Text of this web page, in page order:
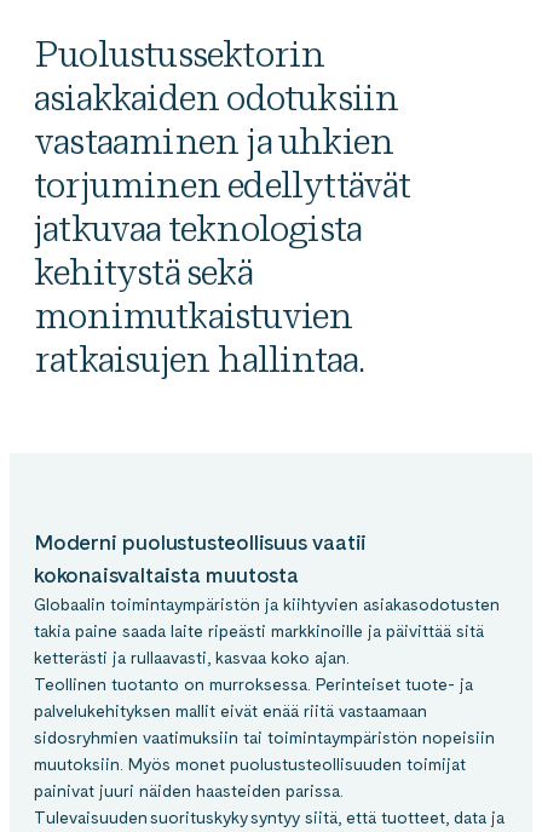
Puolustussektorin
asiakkaiden odotuksiin
vastaaminen ja uhkien
torjuminen edellyttävät
jatkuvaa teknologista
kehitystä sekä
monimutkaistuvien
ratkaisujen hallintaa.
Moderni puolustusteollisuus vaatii
kokonaisvaltaista muutosta
Globaalin toimintaympäristön ja kiihtyvien asiakasodotusten
takia paine saada laite ripeästi markkinoille ja päivittää sitä
ketterästi ja rullaavasti, kasvaa koko ajan.
Teollinen tuotanto on murroksessa. Perinteiset tuote- ja
palvelukehityksen mallit eivät enää riitä vastaamaan
sidosryhmien vaatimuksiin tai toimintaympäristön nopeisiin
muutoksiin. Myös monet puolustusteollisuuden toimijat
painivat juuri näiden haasteiden parissa.
Tulevaisuuden suorituskyky syntyy siitä, että tuotteet, data ja